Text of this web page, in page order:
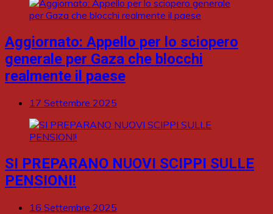
Aggiornato: Appello per lo sciopero
generale per Gaza che blocchi
realmente il paese
17 Settembre 2025
SI PREPARANO NUOVI SCIPPI SULLE
PENSIONI!
16 Settembre 2025